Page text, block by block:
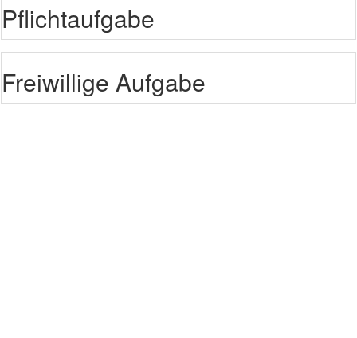
Pflichtaufgabe
Freiwillige Aufgabe